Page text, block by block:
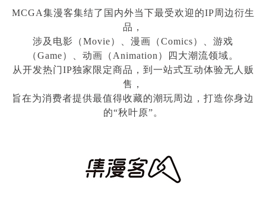
MCGA集漫客集结了国内外当下最受欢迎的IP周边衍生
品，
涉及电影（Movie）、漫画（Comics）、游戏
（Game）、动画（ Animation ）四大潮流领域。
从开发热门IP独家限定商品，到一站式互动体验无人贩
售，
旨在为消费者提供最值得收藏的潮玩周边，打造你身边
的“秋叶原”。